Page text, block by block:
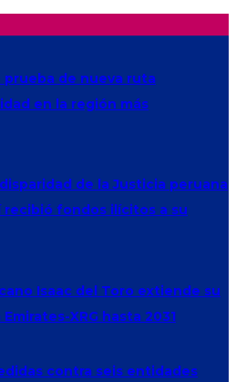
de nueva ruta
en la región más
de la Justicia peruana
recibió fondos ilícitos a su
Isaac del Toro extiende su
XRG hasta 2031
contra seis entidades